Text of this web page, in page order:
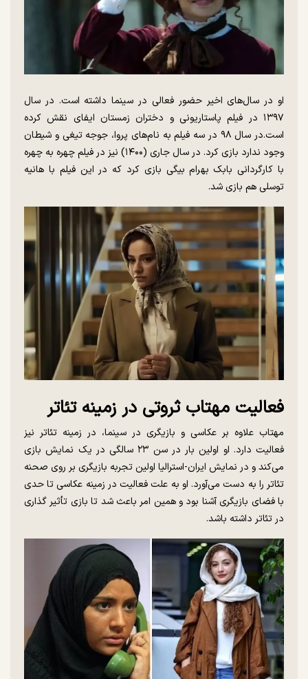
او در سال‌های اخیر حضور فعالی در سینما داشته است. در سال
۱۳۹۷ در فیلم پاستاریونی و دختران زمستان ایفای نقش کرده
است.در سال ۹۸ در سه فیلم به نام‌های پروا، جوجه تیغی و شیطان
وجود ندارد بازی کرد. در سال جاری (۱۴۰۰) نیز در فیلم چهره به چهره
با کارگردانی بابک بهرام بیگی بازی کرد که در این فیلم با هانیه
توسلی هم بازی شد.
فعالیت مهتاب ثروتی در زمینه تئاتر
مهتاب علاوه بر عکاسی و بازیگری در سینما، در زمینه تئاتر نیز
فعالیت دارد. او اولین بار در سن ۲۳ سالگی در یک نمایش بازی
می‌کند و در نمایش ایران-استرالیا اولین تجربه بازیگری بر روی صحنه
تئاتر را به دست می‌آورد. او به علت فعالیت در زمینه عکاسی تا حدی
با فضای بازیگری آشنا بود و همین امر باعث شد تا بازی تأثیر گذاری
در تئاتر داشته باشد.